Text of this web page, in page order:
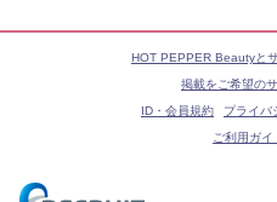
HOT PEPPER Beautyと
掲載をご希望の
ID・会員規約
プライバ
ご利用ガイ